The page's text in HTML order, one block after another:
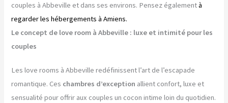
couples à Abbeville et dans ses environs. Pensez égalementà
regarder les hébergements à Amiens.
Le concept de love room à Abbeville : luxe et intimité pour les
couples
Les love rooms à Abbeville redéfinissent l’art de l’escapade
romantique. Ces chambres d’exception allient confort, luxe et
sensualité pour offrir aux couples un cocon intime loin du quotidien.